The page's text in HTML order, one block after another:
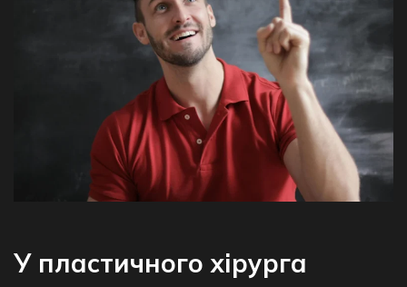
У пластичного хірурга